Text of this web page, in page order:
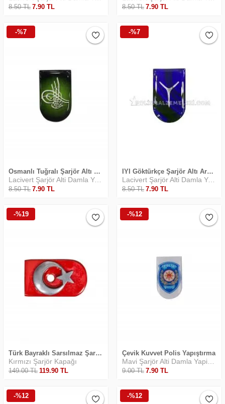
8.50TL 7.90 TL 8.50TL 7.90 TL
-%7
Osmanlı Tuğralı Şarjör Altı Arma
Lacivert Şarjör Alti Damla Yapiştirma
8.50TL 7.90 TL
-%7
IYI Göktürkçe Şarjör Altı Arma 1
Lacivert Şarjör Alti Damla Yapiştirma
8.50TL 7.90 TL
-%19
Türk Bayraklı Sarsılmaz Şarjör Altı Metal Döküm 3 Boyutlu Bayrak Uyumlu Silahlar F92 Yavuz16 CZ75
Kırmızı Şarjör Kapağı
149.00TL 119.90 TL
-%12
Çevik Kuvvet Polis Yapıştırma
Mavi Şarjör Alti Damla Yapiştirma
9.00TL 7.90 TL
-%12 -%12